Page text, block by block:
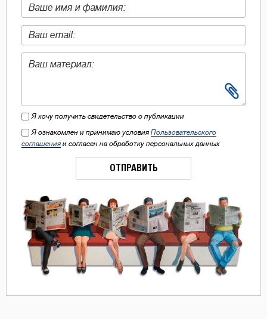
Я хочу получить свидетельство о публикации
Я ознакомлен и принимаю условия Пользовательского
соглашения и согласен на обработку персональных данных
ОТПРАВИТЬ